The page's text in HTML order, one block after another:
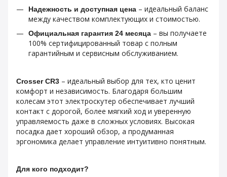
Надежность и доступная цена – идеальный баланс
между качеством комплектующих и стоимостью.
Официальная гарантия 24 месяца – вы получаете
100% сертифицированный товар с полным
гарантийным и сервисным обслуживанием.
Crosser CR3 – идеальный выбор для тех, кто ценит
комфорт и независимость. Благодаря большим
колесам этот электроскутер обеспечивает лучший
контакт с дорогой, более мягкий ход и уверенную
управляемость даже в сложных условиях. Высокая
посадка дает хороший обзор, а продуманная
эргономика делает управление интуитивно понятным.
Для кого подходит?